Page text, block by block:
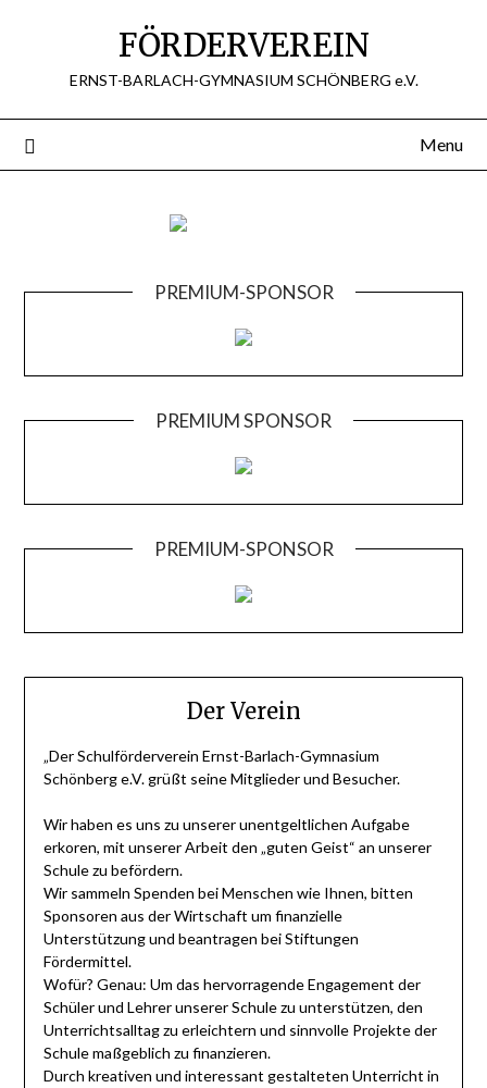
FÖRDERVEREIN
ERNST-BARLACH-GYMNASIUM SCHÖNBERG e.V.
Menu
PREMIUM-SPONSOR
PREMIUM SPONSOR
PREMIUM-SPONSOR
Der Verein
„Der Schulförderverein Ernst-Barlach-Gymnasium
Schönberg e.V. grüßt seine Mitglieder und Besucher.
Wir haben es uns zu unserer unentgeltlichen Aufgabe
erkoren, mit unserer Arbeit den „guten Geist“ an unserer
Schule zu befördern.
Wir sammeln Spenden bei Menschen wie Ihnen, bitten
Sponsoren aus der Wirtschaft um finanzielle
Unterstützung und beantragen bei Stiftungen
Fördermittel.
Wofür? Genau: Um das hervorragende Engagement der
Schüler und Lehrer unserer Schule zu unterstützen, den
Unterrichtsalltag zu erleichtern und sinnvolle Projekte der
Schule maßgeblich zu finanzieren.
Durch kreativen und interessant gestalteten Unterricht in